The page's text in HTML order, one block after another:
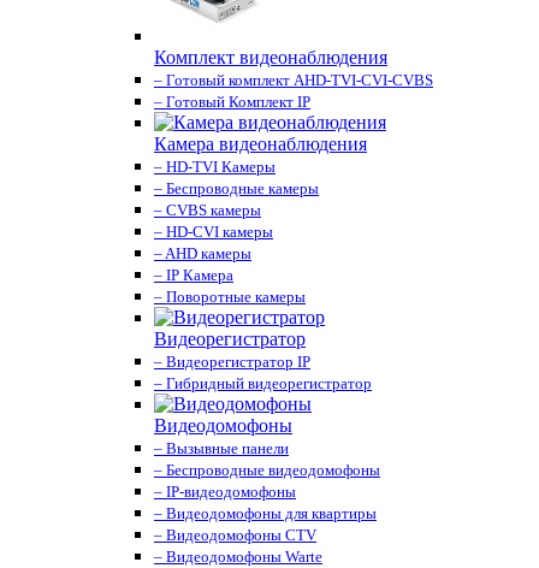
Комплект видеонаблюдения
– Готовый комплект AHD-TVI-CVI-CVBS
– Готовый Комплект IP
Камера видеонаблюдения
– HD-TVI Камеры
– Беспроводные камеры
– CVBS камеры
– HD-CVI камеры
– AHD камеры
– IP Камера
– Поворотные камеры
Видеорегистратор
– Видеорегистратор IP
– Гибридный видеорегистратор
Видеодомофоны
– Вызывные панели
– Беспроводные видеодомофоны
– IP-видеодомофоны
– Видеодомофоны для квартиры
– Видеодомофоны CTV
– Видеодомофоны Warte